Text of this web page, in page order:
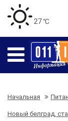
27 ℃
Начальная
Новый белград,